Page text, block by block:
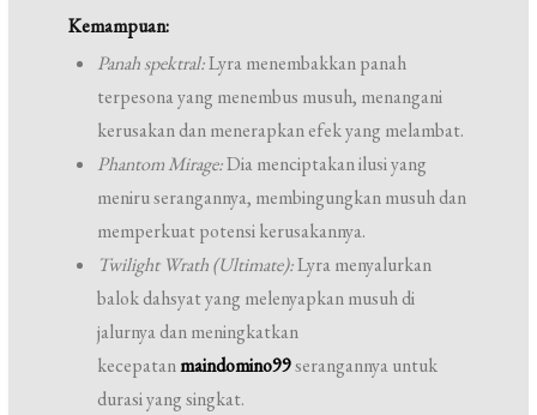
Kemampuan:
Panah spektral:Lyra menembakkan panah
terpesona yang menembus musuh, menangani
kerusakan dan menerapkan efek yang melambat.
Phantom Mirage:Dia menciptakan ilusi yang
meniru serangannya, membingungkan musuh dan
memperkuat potensi kerusakannya.
Twilight Wrath (Ultimate):Lyra menyalurkan
balok dahsyat yang melenyapkan musuh di
jalurnya dan meningkatkan
kecepatanmaindomino99serangannya untuk
durasi yang singkat.